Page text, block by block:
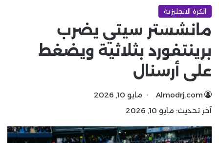
الكرة الانجليزية
مانشستر سيتي يضرب
برينتفورد بثلاثية ويضغط
على أرسنال
Almodrj.com
مايو 10, 2026
آخر تحديث: مايو 10, 2026